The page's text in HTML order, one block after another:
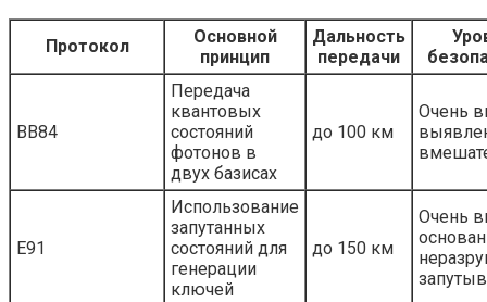
Протокол
Основной
принцип
Дальность
передачи
BB84
Передача
квантовых
состояний
фотонов в
двух базисах
до 100 км
Очень
E91
Использование
запутанных
состояний для
генерации
ключей
до 150 км
Очень